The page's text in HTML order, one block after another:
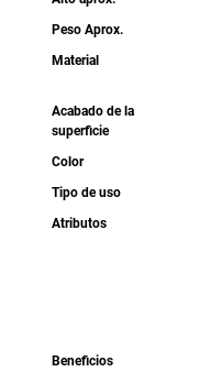
Peso Aprox.
Material
Acabado de la
superficie
Color
Tipo de uso
Atributos
Beneficios